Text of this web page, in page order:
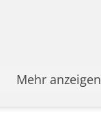
Mehr anzeigen